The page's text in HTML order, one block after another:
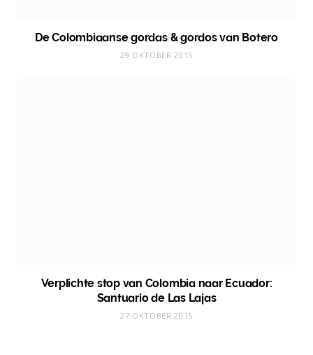
De Colombiaanse gordas & gordos van Botero
29 OKTOBER 2015
Verplichte stop van Colombia naar Ecuador:
Santuario de Las Lajas
27 OKTOBER 2015